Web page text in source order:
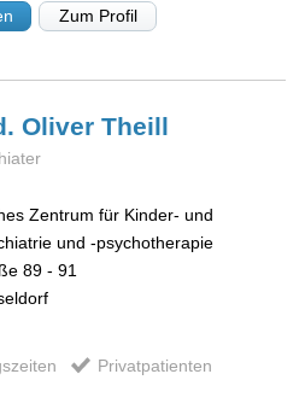
Zum Profil
OliverTheill
Zentrum für Kinder- und
und -psychotherapie
89 - 91
Privatpatienten